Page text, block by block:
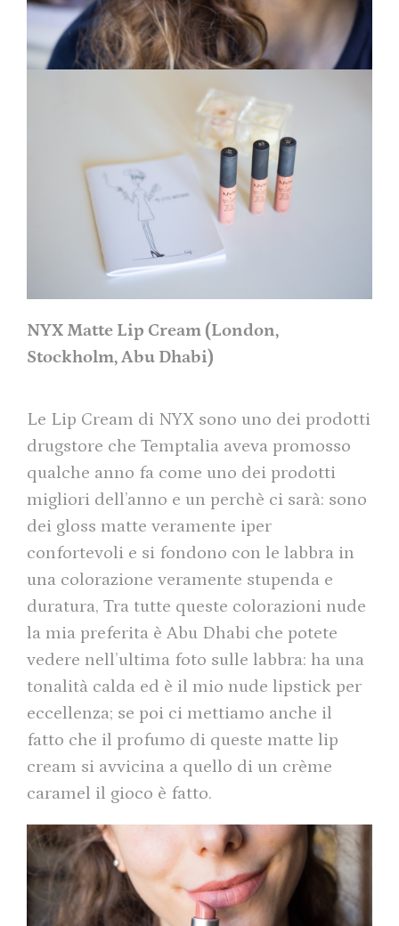
NYX Matte Lip Cream (London,
Stockholm, Abu Dhabi)
Le Lip Cream di NYX sono uno dei prodotti
drugstore che Temptalia aveva promosso
qualche anno fa come uno dei prodotti
migliori dell’anno e un perchè ci sarà: sono
dei gloss matte veramente iper
confortevoli e si fondono con le labbra in
una colorazione veramente stupenda e
duratura, Tra tutte queste colorazioni nude
la mia preferita è Abu Dhabi che potete
vedere nell’ultima foto sulle labbra: ha una
tonalità calda ed è il mio nude lipstick per
eccellenza; se poi ci mettiamo anche il
fatto che il profumo di queste matte lip
cream si avvicina a quello di un crème
caramel il gioco è fatto.